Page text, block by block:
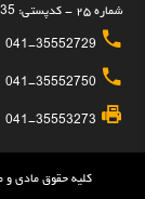
شماره ۲۵ - کدپستی: 5133814935
041-35552729
041-35552750
041-35553273
کلیه حقوق مادی و